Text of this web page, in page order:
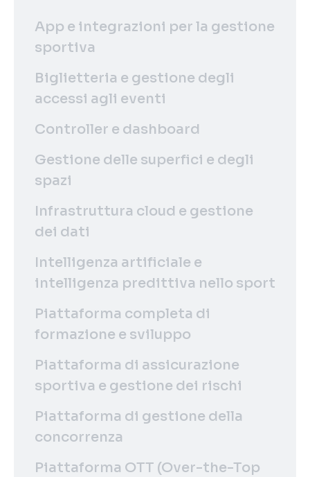
App e integrazioni per la gestione
sportiva
Biglietteria e gestione degli
accessi agli eventi
Controller e dashboard
Gestione delle superfici e degli
spazi
Infrastruttura cloud e gestione
dei dati
Intelligenza artificiale e
intelligenza predittiva nello sport
Piattaforma completa di
formazione e sviluppo
Piattaforma di assicurazione
sportiva e gestione dei rischi
Piattaforma di gestione della
concorrenza
Piattaforma OTT (Over-the-Top